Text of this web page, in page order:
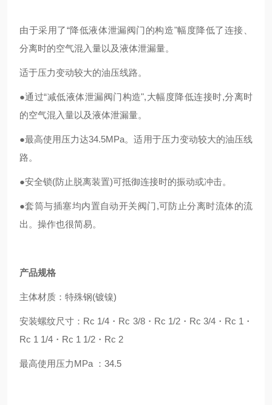
由于采用了“降低液体泄漏阀门的构造"幅度降低了连接、
分离时的空气混入量以及液体泄漏量。
适于压力变动较大的油压线路。
●通过“减低液体泄漏阀门构造",大幅度降低连接时,分离时
的空气混入量以及液体泄漏量。
●最高使用压力达34.5MPa。适用于压力变动较大的油压线
路。
●安全锁(防止脱离装置)可抵御连接时的振动或冲击。
●套筒与插塞均内置自动开关阀门,可防止分离时流体的流
出。操作也很简易。
产品规格
主体材质：特殊钢(镀镍)
安装螺纹尺寸：Rc 1/4・Rc 3/8・Rc 1/2・Rc 3/4・Rc 1・
Rc 1 1/4・Rc 1 1/2・Rc 2
最高使用压力MPa ：34.5